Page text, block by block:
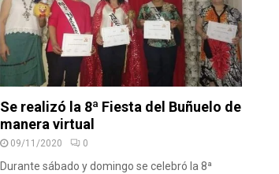
Se realizó la 8ª Fiesta del Buñuelo de
manera virtual
09/11/2020 0
Durante sábado y domingo se celebró la 8ª